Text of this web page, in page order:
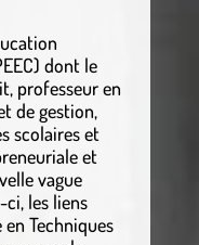
dont le
professeur en
de gestion,
scolaires et
et
vague
ci, les liens
Techniques